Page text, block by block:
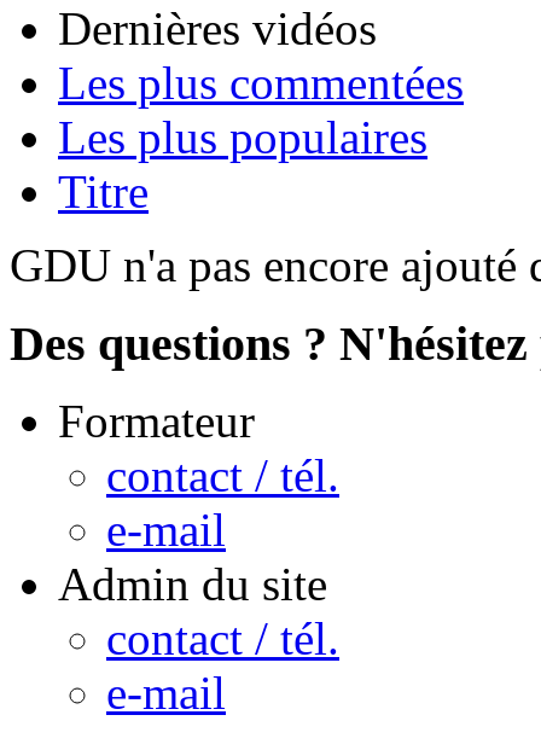
Dernières vidéos
Les plus commentées
Les plus populaires
Titre
GDU n'a pas encore ajouté
Des questions ?
Formateur
contact / tél.
e-mail
Admin du site
contact / tél.
e-mail